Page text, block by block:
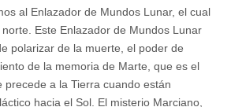
al Enlazador de Mundos Lunar, el cual
Este Enlazador de Mundos Lunar
polarizar de la muerte, el poder de
de la memoria de Marte, que es el
precede a la Tierra cuando están
hacia el Sol. El misterio Marciano,